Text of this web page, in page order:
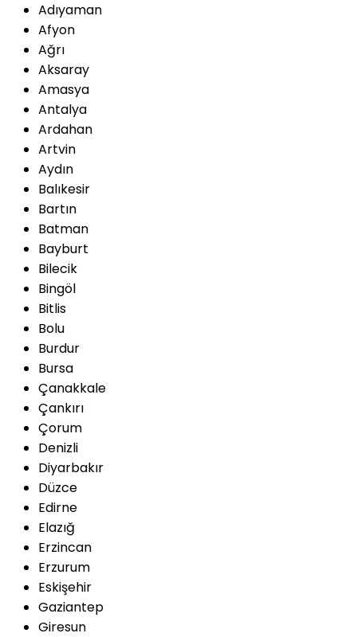
Adıyaman
Afyon
Ağrı
Aksaray
Amasya
Antalya
Ardahan
Artvin
Aydın
Balıkesir
Bartın
Batman
Bayburt
Bilecik
Bingöl
Bitlis
Bolu
Burdur
Bursa
Çanakkale
Çankırı
Çorum
Denizli
Diyarbakır
Düzce
Edirne
Elazığ
Erzincan
Erzurum
Eskişehir
Gaziantep
Giresun